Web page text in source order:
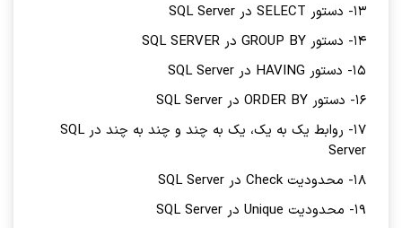
13- دستور SELECT در SQL Server
14- دستور GROUP BY در SQL SERVER
15- دستور HAVING در SQL Server
16- دستور ORDER BY در SQL Server
17- روابط یک به یک، یک به چند و چند به چند در SQL
Server
18- محدودیت Check در SQL Server
19- محدودیت Unique در SQL Server